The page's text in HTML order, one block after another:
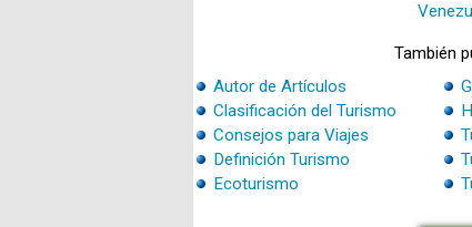
También
Autor de Artículos
Clasificación del Turismo
Consejos para Viajes
Definición Turismo
Ecoturismo